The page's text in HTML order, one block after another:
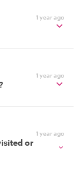
1 year ago
1 year ago
1 year ago
or